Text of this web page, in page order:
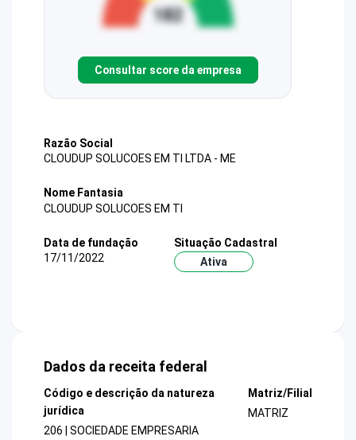
Consultar score da empresa
Razão Social
CLOUDUP SOLUCOES EM TI LTDA - ME
Nome Fantasia
CLOUDUP SOLUCOES EM TI
Data de fundação
17/11/2022
Situação Cadastral
Ativa
Dados da receita federal
Código e descrição da natureza
jurídica
206 | SOCIEDADE EMPRESARIA
Matriz/Filial
MATRIZ